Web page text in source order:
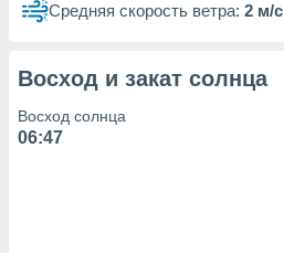
Средняя скорость ветра: 2 м/с
Восход и закат солнца
Восход солнца
06:47